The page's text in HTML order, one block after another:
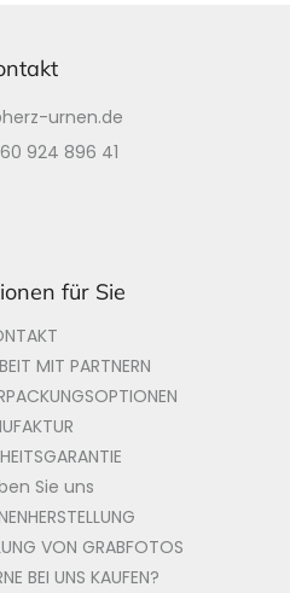
herz-urnen.de
924 896 41
für Sie
MIT PARTNERN
Sie uns
VON GRABFOTOS
BEI UNS KAUFEN?